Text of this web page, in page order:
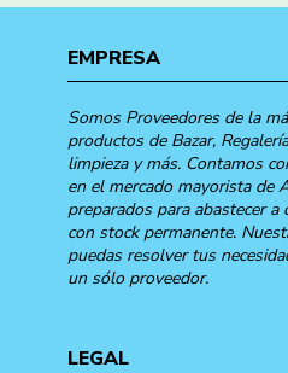
EMPRESA
Somos Proveedores de la
productos de Bazar,
limpieza y más. Contamos
en el mercado mayorista de
preparados para abastecer a
con stock permanente.
puedas resolver tus
un sólo proveedor.
LEGAL